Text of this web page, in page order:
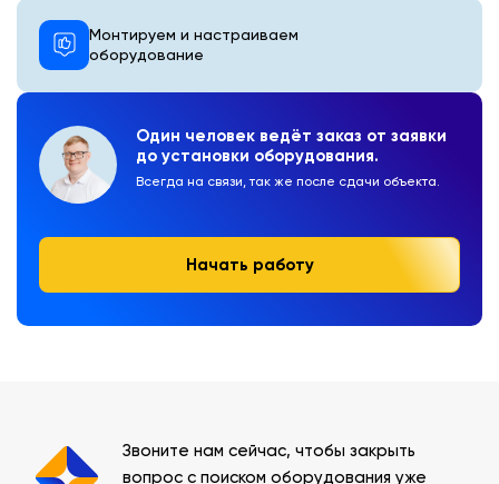
Один человек ведёт заказ от заявки
до установки оборудования.
Всегда на связи, так же после сдачи объекта.
Начать работу
Монтируем и настраиваем
оборудование
Звоните нам сейчас, чтобы закрыть
вопрос с поиском оборудования уже